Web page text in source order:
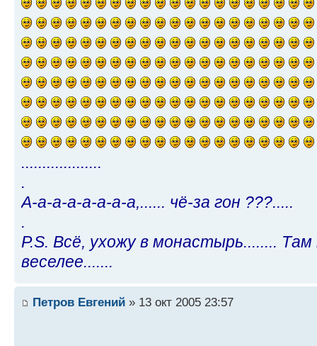
...................
.
А-а-а-а-а-а-а-а,...... чё-за гон ???.....
.
P.S. Всё, ухожу в монастырь........
веселее.......
Петров Евгений » 13 окт 2005 23:57